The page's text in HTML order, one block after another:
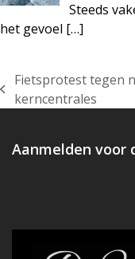
Steeds
het gevoel […]
previous
Fietsprotest tegen
kerncentrales
Aanmelden voor